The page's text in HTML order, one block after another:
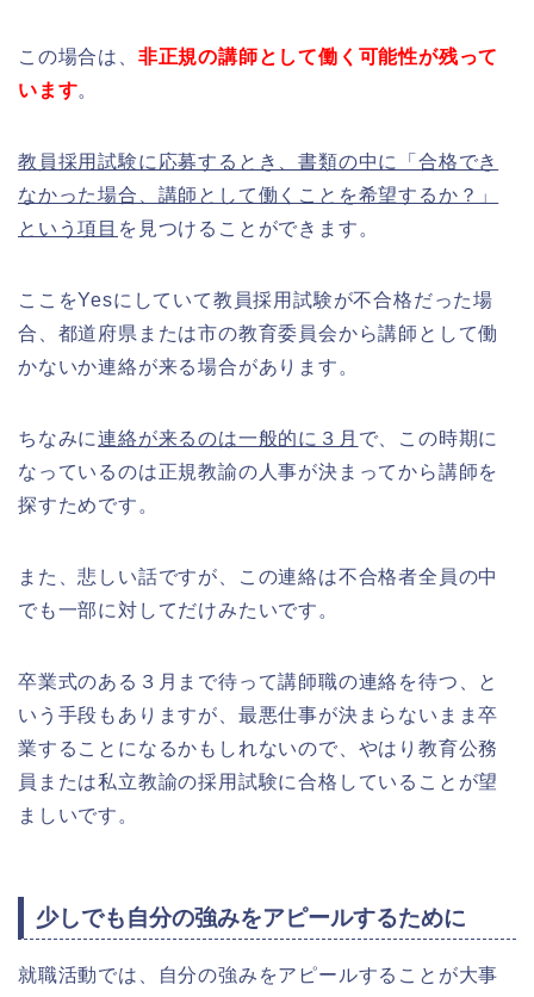
この場合は、 非正規の講師として働く可能性が残って
います。
教員採用試験に応募するとき、書類の中に「合格でき
なかった場合、講師として働くことを希望するか？」
という項目 を見つけることができます。
ここをYesにしていて教員採用試験が不合格だった場
合、都道府県または市の教育委員会から講師として働
かないか連絡が来る場合があります。
ちなみに連絡が来るのは一般的に３月 で、この時期に
なっているのは正規教諭の人事が決まってから講師を
探すためです。
また、悲しい話ですが、この連絡は不合格者全員の中
でも一部に対してだけみたいです。
卒業式のある３月まで待って講師職の連絡を待つ、と
いう手段もありますが、最悪仕事が決まらないまま卒
業することになるかもしれないので、やはり教育公務
員または私立教諭の採用試験に合格していることが望
ましいです。
少しでも自分の強みをアピールするために
就職活動では、自分の強みをアピールすることが大事